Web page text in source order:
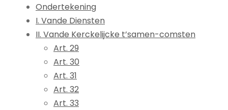
Ondertekening
I. Vande Diensten
II. Vande Kerckelijcke t’samen-comsten
Art. 29
Art. 30
Art. 31
Art. 32
Art. 33